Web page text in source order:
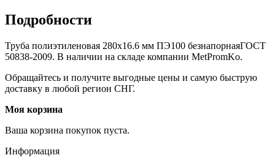
Подробности
Труба полиэтиленовая 280х16.6 мм ПЭ100 безнапорнаяГОСТ
50838-2009. В наличии на складе компании MetPromKo.
Обращайтесь и получите выгодные цены и самую быструю
доставку в любой регион СНГ.
Моя корзина
Ваша корзина покупок пуста.
Информация